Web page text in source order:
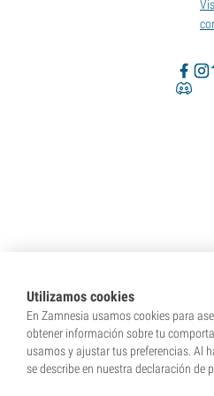
Super
Super Strains
T.H. Seeds
Utilizamos cookies
En Zamnesia usamos cookies para
obtener información sobre tu
usamos y ajustar tus preferencias. Al
se describe en nuestra declaración de